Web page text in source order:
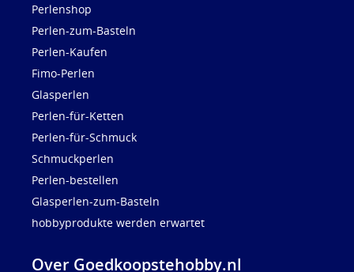
Perlenshop
Perlen-zum-Basteln
Perlen-Kaufen
Fimo-Perlen
Glasperlen
Perlen-für-Ketten
Perlen-für-Schmuck
Schmuckperlen
Perlen-bestellen
Glasperlen-zum-Basteln
hobbyprodukte werden erwartet
Over Goedkoopstehobby.nl